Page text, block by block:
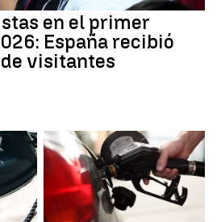
en el primer
España recibió
visitantes